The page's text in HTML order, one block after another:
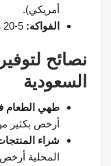
أمريكي).
الفواكه:
نصائح
السعودية
طهي الطعام
أرخص بكثير
شراء
المحلية